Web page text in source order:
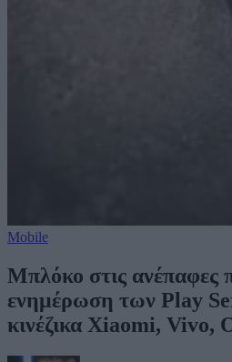
Mobile
Μπλόκο στις
ενημέρωση των Play
κινέζικα Xiaomi, Vivo,